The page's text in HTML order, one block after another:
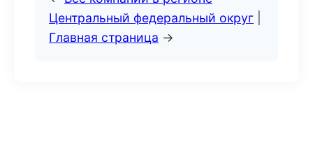
Центральный федеральный округ
Главная страница →